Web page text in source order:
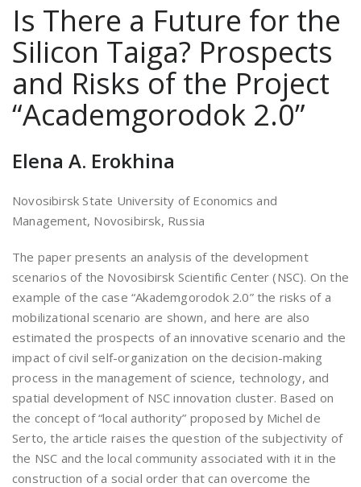
Is There a Future for the
Silicon Taiga? Prospects
and Risks of the Project
“Academgorodok 2.0”
Elena A. Erokhina
Novosibirsk State University of Economics and
Management, Novosibirsk, Russia
The paper presents an analysis of the development
scenarios of the Novosibirsk Scientific Center (NSC). On the
example of the case “Akademgorodok 2.0” the risks of a
mobilizational scenario are shown, and here are also
estimated the prospects of an innovative scenario and the
impact of civil self-organization on the decision-making
process in the management of science, technology, and
spatial development of NSC innovation cluster. Based on
the concept of “local authority” proposed by Michel de
Serto, the article raises the question of the subjectivity of
the NSC and the local community associated with it in the
construction of a social order that can overcome the